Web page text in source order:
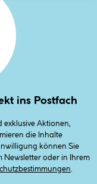
ins Postfach
exklusive Aktionen,
die Inhalte
können Sie
Newsletter oder in Ihrem